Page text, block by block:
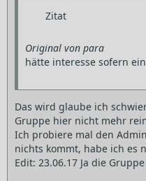
Zitat
Original von para
hätte interesse sofern
Das wird glaube ich
Gruppe hier nicht mehr
Ich probiere mal den
nichts kommt, habe ich es
Edit: 23.06.17 Ja die